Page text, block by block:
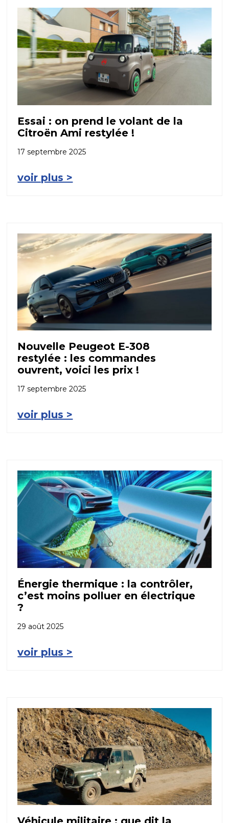
Essai : on prend le volant de la
Citroën Ami restylée !
17 septembre 2025
voir plus >
Nouvelle Peugeot E-308
restylée : les commandes
ouvrent, voici les prix !
17 septembre 2025
voir plus >
Énergie thermique : la contrôler,
c’est moins polluer en électrique
?
29 août 2025
voir plus >